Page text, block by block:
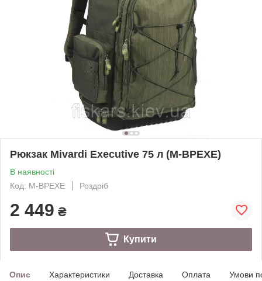
Рюкзак Mivardi Executive 75 л (M-BPEXE)
В наявності
Код: M-BPEXE
Роздріб
2 449 ₴
Купити
Опис Характеристики Доставка Оплата Умови